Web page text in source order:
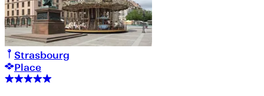
Strasbourg
Place